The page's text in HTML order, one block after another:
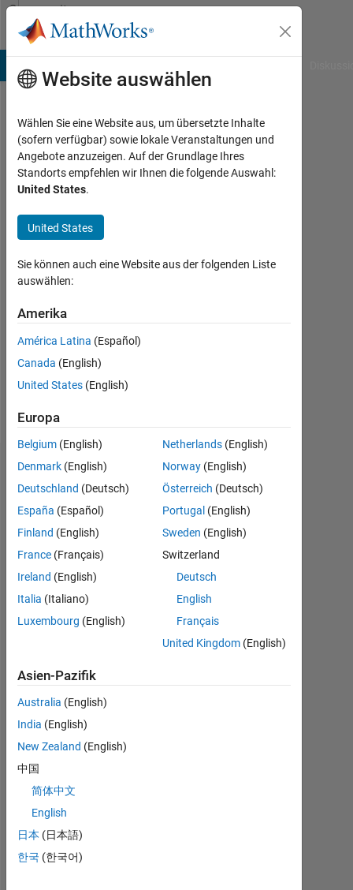
Weiter zum Inhalt
Community
Profile
Benjamin
Lucas
Aktiv
2016
Followers:
Following:
0
Follow
Empfehlungen
Please
login
to
endorse
this
in
a
No
Website auswählen
Wählen Sie eine Website aus, um übersetzte Inhalte
(sofern verfügbar) sowie lokale Veranstaltungen und
Angebote anzuzeigen. Auf der Grundlage Ihres
Standorts empfehlen wir Ihnen die folgende Auswahl:
United States.
United States
Sie können auch eine Website aus der folgenden Liste
auswählen:
Amerika
América Latina (Español)
Canada (English)
United States (English)
Europa
Belgium (English)
Denmark (English)
Deutschland (Deutsch)
España (Español)
Finland (English)
France (Français)
Ireland (English)
Italia (Italiano)
Luxembourg (English)
Netherlands (English)
Norway (English)
Österreich (Deutsch)
Portugal (English)
Sweden (English)
Switzerland
Deutsch
English
Français
United Kingdom (English)
Asien-Pazifik
Australia (English)
India (English)
New Zealand (English)
中国
简体中文
English
日本 (日本語)
한국 (한국어)